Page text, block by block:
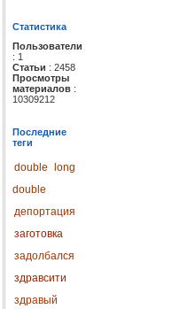
Статистика
Пользователи
: 1
Статьи : 2458
Просмотры
материалов :
10309212
Последние
теги
double
long
double
депортация
заготовка
задолбался
здравсити
здравый